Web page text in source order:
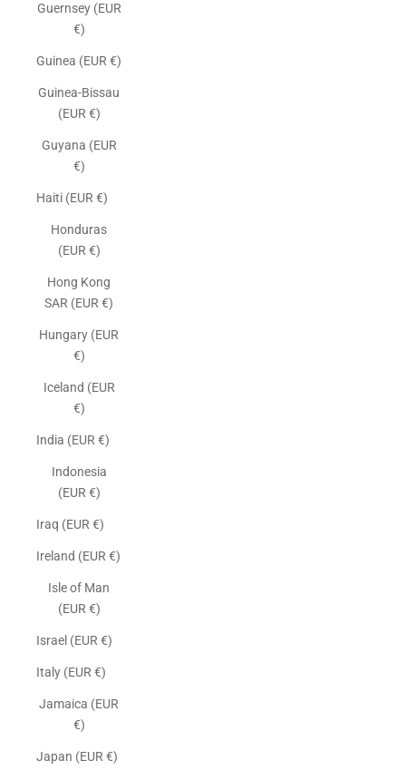
Guernsey (EUR
€)
Guinea (EUR €)
Guinea-Bissau
(EUR €)
Guyana (EUR
€)
Haiti (EUR €)
Honduras
(EUR €)
Hong Kong
SAR (EUR €)
Hungary (EUR
€)
Iceland (EUR
€)
India (EUR €)
Indonesia
(EUR €)
Iraq (EUR €)
Ireland (EUR €)
Isle of Man
(EUR €)
Israel (EUR €)
Italy (EUR €)
Jamaica (EUR
€)
Japan (EUR €)